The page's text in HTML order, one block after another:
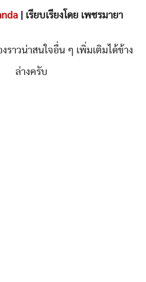
| เรียบเรียงโดย เพชรมายา
ราวน่าสนใจอื่น ๆ เพิ่มเติมได้ข้าง
ล่างครับ